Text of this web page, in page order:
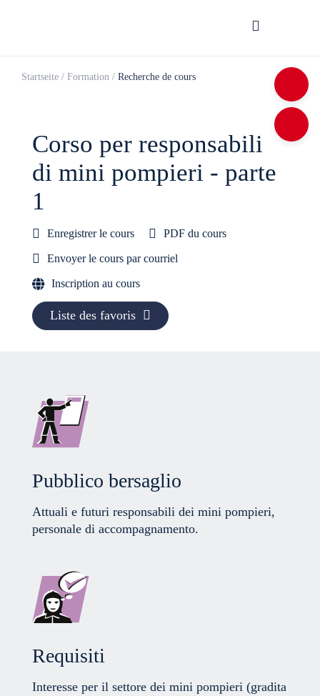
Startseite / Formation / Recherche de cours
Corso per respon­sa­bili
di mini pom­pieri - parte
1
Enregistrer le cours PDF du cours
Envoyer le cours par courriel
Inscription au cours
Liste des favoris
Pubblico bersaglio
Attuali e futuri responsabili dei mini pompieri,
personale di accompagnamento.
Requisiti
Interesse per il settore dei mini pompieri (gradita